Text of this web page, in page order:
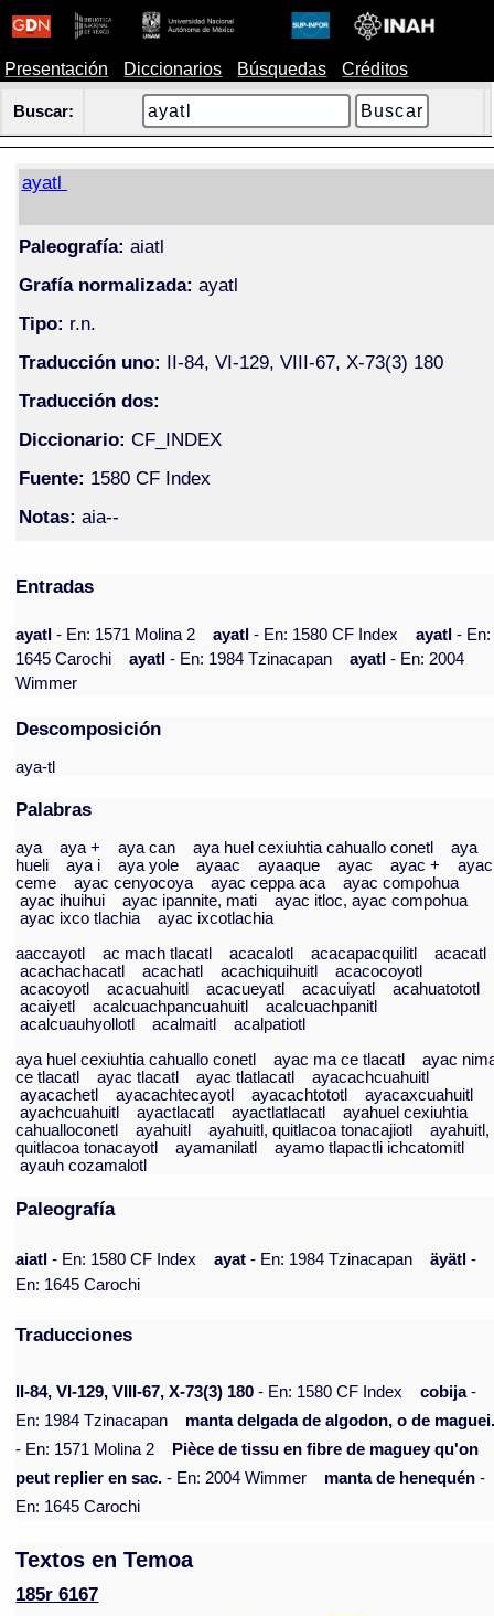
Presentación Diccionarios Búsquedas Créditos
Buscar:
ayatl
Paleografía: aiatl
Grafía normalizada: ayatl
Tipo: r.n.
Traducción uno: II-84, VI-129, VIII-67, X-73(3) 180
Traducción dos:
Diccionario: CF_INDEX
Fuente: 1580 CF Index
Notas: aia--
Entradas
ayatl- En: 1571 Molina 2 ayatl- En: 1580 CF Index ayatl- En:
1645 Carochi
ayatl- En: 1984 Tzinacapan ayatl- En: 2004
Wimmer
Descomposición
aya-tl
Palabras
aya aya + aya can aya huel cexiuhtia cahuallo conetl
aya
hueli
aya i aya yole ayaac ayaaque ayac ayac +
ayac
ceme
ayac cenyocoya ayac ceppa aca
ayac compohua
ayac ihuihui
ayac ipannite, mati
ayac itloc, ayac compohua
ayac ixco tlachia
ayac ixcotlachia
aaccayotl
ac mach tlacatl acacalotl acacapacquilitl
acacatl
acachachacatl
acachatl acachiquihuitl
acacocoyotl
acacoyotl
acacuahuitl acacueyatl acacuiyatl
acahuatototl
acaiyetl
acalcuachpancuahuitl
acalcuachpanitl
acalcuauhyollotl
acalmaitl
acalpatiotl
aya huel cexiuhtia cahuallo conetl
ayac ma ce tlacatl
ayac
ce tlacatl
ayac tlacatl ayac tlatlacatl
ayacachcuahuitl
ayacachetl
ayacachtecayotl ayacachtototl
ayacaxcuahuitl
ayachcuahuitl
ayactlacatl ayactlatlacatl
ayahuel cexiuhtia
cahualloconetl
ayahuitl ayahuitl, quitlacoa tonacajiotl
ayahuitl,
quitlacoa tonacayotl
ayamanilatl
ayamo tlapactli ichcatomitl
ayauh cozamalotl
Paleografía
aiatl - En: 1580 CF Index ayat - En: 1984 Tzinacapan äyätl -
En: 1645 Carochi
Traducciones
II-84, VI-129, VIII-67, X-73(3) 180 - En: 1580 CF Index cobija-
En: 1984 Tzinacapan
manta delgada de algodon, o de
- En: 1571 Molina 2
Pièce de tissu en fibre de maguey qu'on
peut replier en sac. - En: 2004 Wimmer manta de henequén -
En: 1645 Carochi
Textos en Temoa
185r 6167